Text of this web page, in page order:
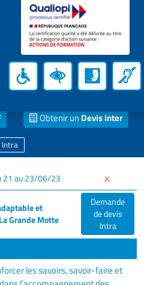
les publics exclus
accompagner
Tarif*
819 €
Participants
4 à 12
aux formations intra dans vos
Obtenir un Devis inter
Intra
21 au 23/06/23
et
Grande Motte
Demande
de devis
Intra
les savoirs, savoir-faire et